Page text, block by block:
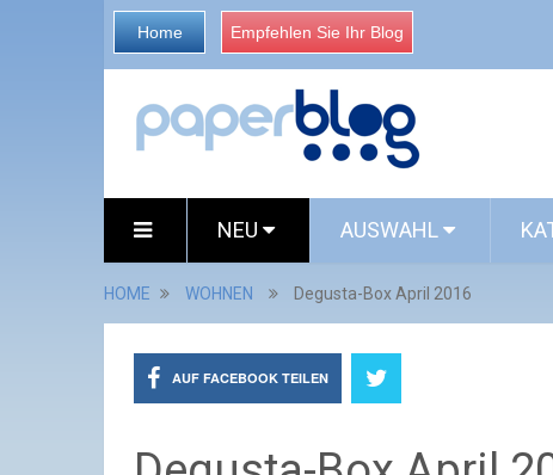
Home Empfehlen Sie Ihr Blog
NEU AUSWAHL
HOME WOHNEN Degusta-Box April 2016
AUF FACEBOOK TEILEN